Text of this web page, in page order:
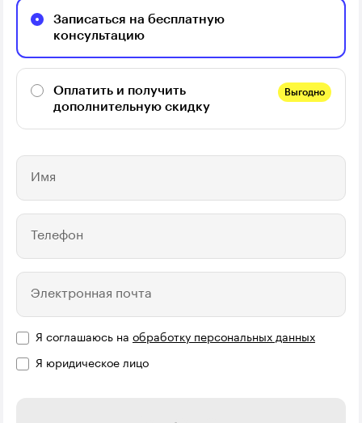
Записаться на бесплатную
консультацию
Оплатить и получить
дополнительную скидку
Выгодно
Имя
Телефон
Электронная почта
Я соглашаюсь на обработку персональных данных
Я юридическое лицо